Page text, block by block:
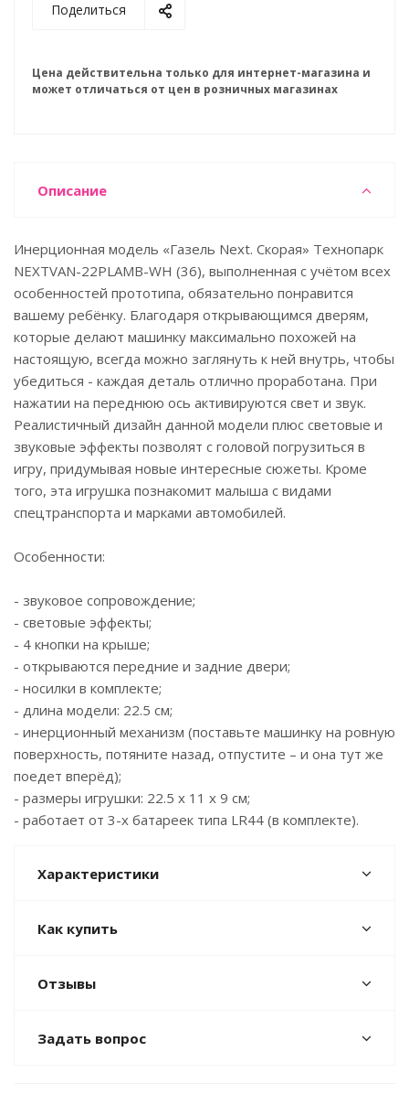
Поделиться
Цена действительна только для интернет-магазина и
может отличаться от цен в розничных магазинах
Описание
Инерционная модель «Газель Next. Скорая» Технопарк
NEXTVAN-22PLAMB-WH (36), выполненная с учётом всех
особенностей прототипа, обязательно понравится
вашему ребёнку. Благодаря открывающимся дверям,
которые делают машинку максимально похожей на
настоящую, всегда можно заглянуть к ней внутрь, чтобы
убедиться - каждая деталь отлично проработана. При
нажатии на переднюю ось активируются свет и звук.
Реалистичный дизайн данной модели плюс световые и
звуковые эффекты позволят с головой погрузиться в
игру, придумывая новые интересные сюжеты. Кроме
того, эта игрушка познакомит малыша с видами
спецтранспорта и марками автомобилей.
Особенности:
- звуковое сопровождение;
- световые эффекты;
- 4 кнопки на крыше;
- открываются передние и задние двери;
- носилки в комплекте;
- длина модели: 22.5 см;
- инерционный механизм (поставьте машинку на ровную
поверхность, потяните назад, отпустите – и она тут же
поедет вперёд);
- размеры игрушки: 22.5 x 11 x 9 см;
- работает от 3-х батареек типа LR44 (в комплекте).
Характеристики
Как купить
Отзывы
Задать вопрос